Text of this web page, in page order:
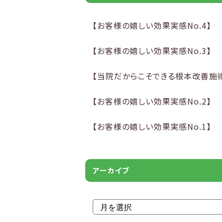
【お客様の嬉しい効果実感No.4】
【お客様の嬉しい効果実感No.3】
【当院だからこそできる根本改善施
【お客様の嬉しい効果実感No.2】
【お客様の嬉しい効果実感No.1】
アーカイブ
アーカイブ